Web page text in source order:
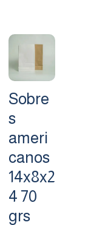
Sobre
s
ameri
canos
14x8x2
4 70
grs